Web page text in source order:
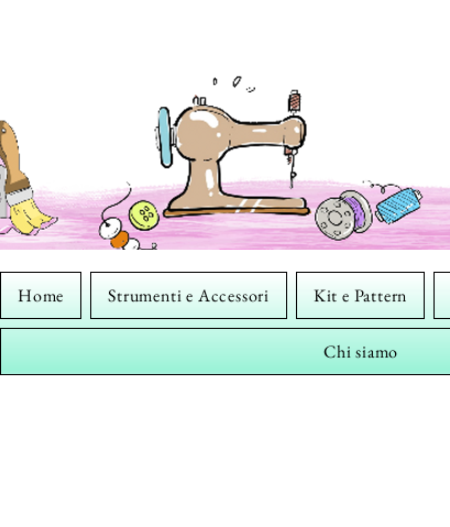
Home Strumenti e Accessori Kit e Pattern
Chi siamo